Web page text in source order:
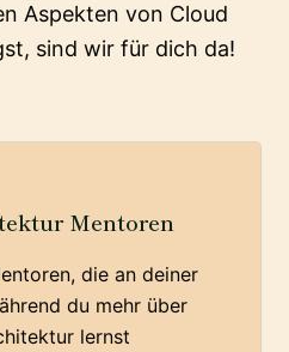
Aspekten von Cloud
sind wir für dich da!
Mentoren
die an deiner
du mehr über
lernst